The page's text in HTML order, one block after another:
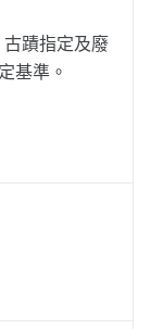
蹟指定及廢
基準。